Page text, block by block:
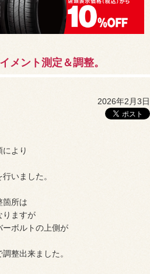
メント測定＆調整。
2026年2月3日
より
いました。
箇所は
りますが
ーボルトの上側が
整出来ました。